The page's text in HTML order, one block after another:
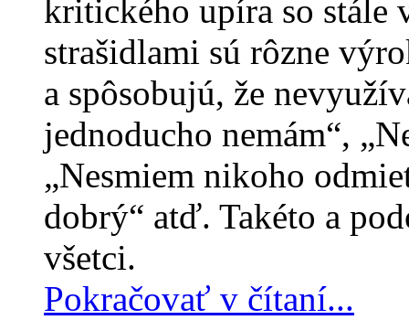
kritického upíra so stále
strašidlami sú rôzne
a spôsobujú, že
jednoducho nemám“,
„Nesmiem nikoho
dobrý“ atď. Takéto a
všetci.
Pokračovať v čítaní...